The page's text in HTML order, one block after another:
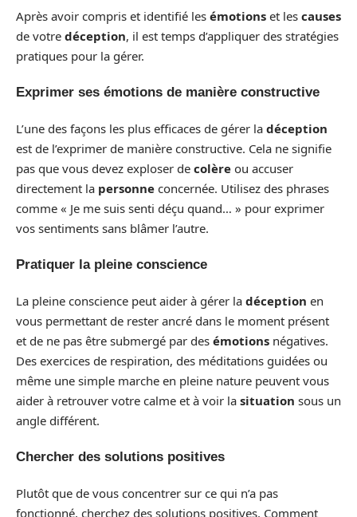
Après avoir compris et identifié les émotions et les causes
de votre déception, il est temps d’appliquer des stratégies
pratiques pour la gérer.
Exprimer ses émotions de manière constructive
L’une des façons les plus efficaces de gérer la déception
est de l’exprimer de manière constructive. Cela ne signifie
pas que vous devez exploser de colère ou accuser
directement la personne concernée. Utilisez des phrases
comme « Je me suis senti déçu quand… » pour exprimer
vos sentiments sans blâmer l’autre.
Pratiquer la pleine conscience
La pleine conscience peut aider à gérer la déception en
vous permettant de rester ancré dans le moment présent
et de ne pas être submergé par des émotions négatives.
Des exercices de respiration, des méditations guidées ou
même une simple marche en pleine nature peuvent vous
aider à retrouver votre calme et à voir la situation sous un
angle différent.
Chercher des solutions positives
Plutôt que de vous concentrer sur ce qui n’a pas
fonctionné, cherchez des solutions positives. Comment